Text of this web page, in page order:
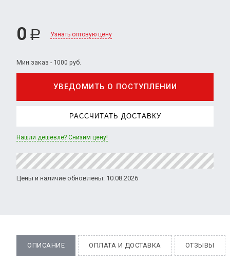
0 Р Узнать оптовую цену
Мин.заказ - 1000 руб.
УВЕДОМИТЬ О ПОСТУПЛЕНИИ
РАССЧИТАТЬ ДОСТАВКУ
Нашли дешевле? Снизим цену!
Цены и наличие обновлены: 10.08.2026
ОПИСАНИЕ ОПЛАТА И ДОСТАВКА ОТЗЫВЫ